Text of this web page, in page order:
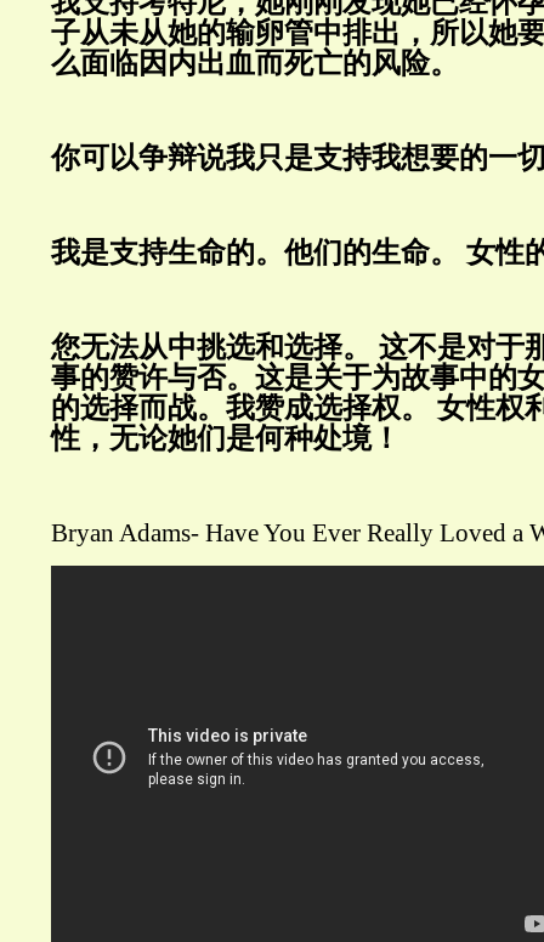
子从未从她的输卵管中排出，所以她
么面临因内出血而死亡的风险。
你可以争辩说我只是支持我想要的一
我是支持生命的。他们的生命。 女性
您无法从中挑选和选择。
这不是对于
事的赞许与否。这是关于为故事中的
的选择而战。我赞成选择权。
女性权
性，无论她们是何种处境！
Bryan Adams- Have You Ever Really Loved a